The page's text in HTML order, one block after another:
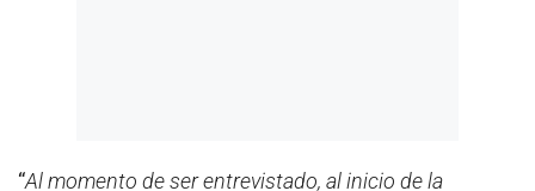
“Al momento de ser entrevistado, al inicio de la